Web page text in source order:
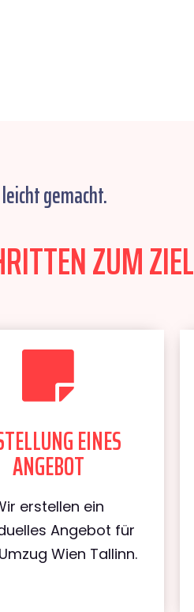
gemacht.
ZUM ZIEL
EINES
ANGEBOT
erstellen ein
Angebot für
Wien Tallinn.